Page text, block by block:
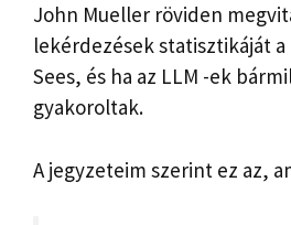
John Mueller röviden
lekérdezések statisztikáját a
Sees, és ha az LLM -ek
gyakoroltak.
A jegyzeteim szerint ez az,